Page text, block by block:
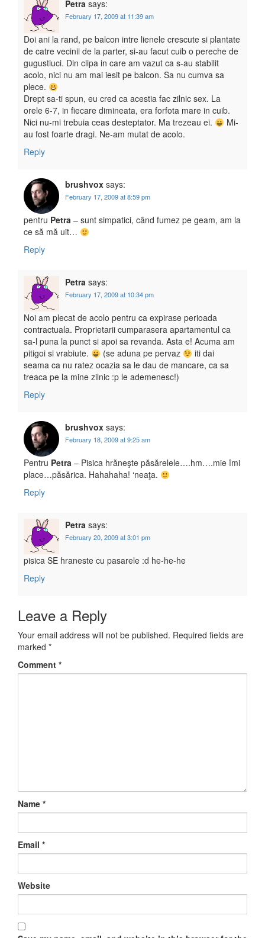
Petra says:
February 17, 2009 at 11:39 am
Doi ani la rand, pe balcon intre lienele crescute si plantate
de catre vecinii de la parter, si-au facut cuib o pereche de
gugustiuci. Din clipa in care am vazut ca s-au stabilit
acolo, nici nu am mai iesit pe balcon. Sa nu cumva sa
plece.
Drept sa-ti spun, eu cred ca acestia fac zilnic sex. La
orele 6-7, in fiecare dimineata, era forfota mare in cuib.
Nici nu-mi trebuia ceas desteptator. Ma trezeau ei.
Mi-
au fost foarte dragi. Ne-am mutat de acolo.
Reply
brushvox says:
February 17, 2009 at 8:59 pm
pentru Petra – sunt simpatici, când fumez pe geam, am la
ce să mă uit…
Reply
Petra says:
February 17, 2009 at 10:34 pm
Noi am plecat de acolo pentru ca expirase perioada
contractuala. Proprietarii cumparasera apartamentul ca
sa-l puna la punct si apoi sa revanda. Asta e! Acuma am
pitigoi si vrabiute.
(se aduna pe pervaz
iti dai
seama ca nu ratez ocazia sa le dau de mancare, ca sa
treaca pe la mine zilnic :p le ademenesc!)
Reply
brushvox says:
February 18, 2009 at 9:25 am
Pentru Petra – Pisica hrăneşte păsărelele….hm….mie îmi
place…păsărica. Hahahaha! ‘neaţa.
Reply
Petra says:
February 20, 2009 at 3:01 pm
pisica SE hraneste cu pasarele :d he-he-he
Reply
Leave a Reply
Your email address will not be published. Required fields are
marked *
Comment *
Name *
Email *
Website